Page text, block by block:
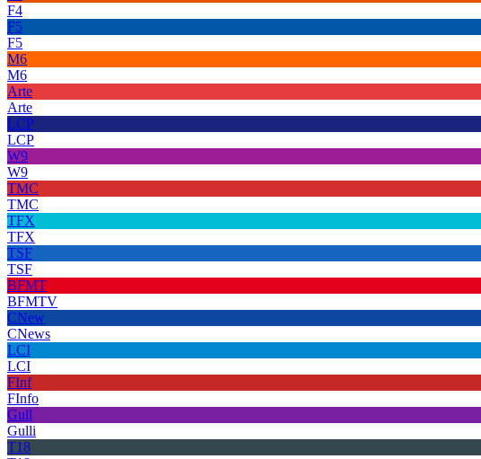
F4
F5
F5
M6
M6
Arte
Arte
LCP
LCP
W9
W9
TMC
TMC
TFX
TFX
TSF
TSF
BFMT
BFMTV
CNew
CNews
LCI
LCI
FInf
FInfo
Gull
Gulli
T18